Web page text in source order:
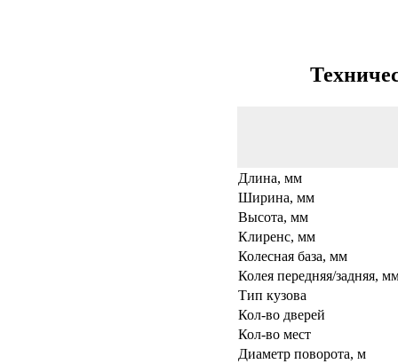
Длина, мм
Ширина, мм
Высота, мм
Клиренс, мм
Колесная база, мм
Колея передняя/задняя,
Тип кузова
Кол-во дверей
Кол-во мест
Диаметр поворота, м